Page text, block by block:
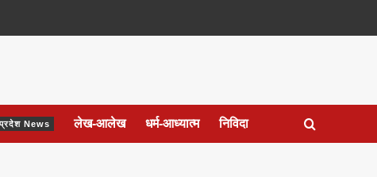
News लेख-आलेख धर्म-आध्यात्म निविदा